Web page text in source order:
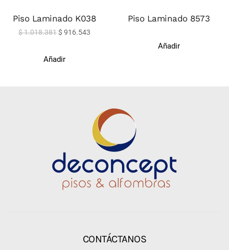
Piso Laminado K038
$1.018.381$ 916.543
Añadir
Piso Laminado 8573
Añadir
CONTÁCTANOS